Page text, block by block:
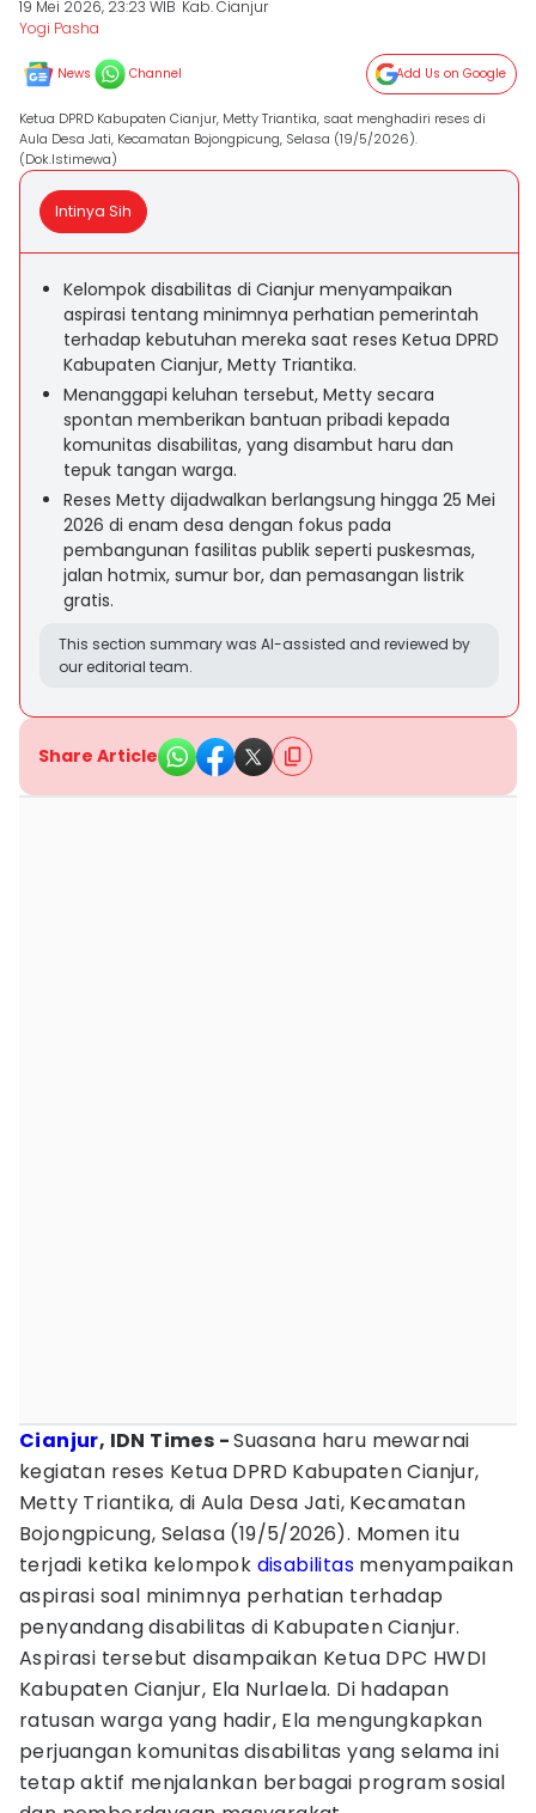
19 Mei 2026, 23:23 WIB Kab. Cianjur
Yogi Pasha
News Channel Add Us on Google
Ketua DPRD Kabupaten Cianjur, Metty Triantika, saat menghadiri reses di
Aula Desa Jati, Kecamatan Bojongpicung, Selasa (19/5/2026).
(Dok.Istimewa)
Intinya Sih
Kelompok disabilitas di Cianjur menyampaikan
aspirasi tentang minimnya perhatian pemerintah
terhadap kebutuhan mereka saat reses Ketua DPRD
Kabupaten Cianjur, Metty Triantika.
Menanggapi keluhan tersebut, Metty secara
spontan memberikan bantuan pribadi kepada
komunitas disabilitas, yang disambut haru dan
tepuk tangan warga.
Reses Metty dijadwalkan berlangsung hingga 25 Mei
2026 di enam desa dengan fokus pada
pembangunan fasilitas publik seperti puskesmas,
jalan hotmix, sumur bor, dan pemasangan listrik
gratis.
This section summary was AI-assisted and reviewed by
our editorial team.
Share Article
Cianjur, IDN Times -Suasana haru mewarnai
kegiatan reses Ketua DPRD Kabupaten Cianjur,
Metty Triantika, di Aula Desa Jati, Kecamatan
Bojongpicung, Selasa (19/5/2026). Momen itu
terjadi ketika kelompok disabilitas menyampaikan
aspirasi soal minimnya perhatian terhadap
penyandang disabilitas di Kabupaten Cianjur.
Aspirasi tersebut disampaikan Ketua DPC HWDI
Kabupaten Cianjur, Ela Nurlaela. Di hadapan
ratusan warga yang hadir, Ela mengungkapkan
perjuangan komunitas disabilitas yang selama ini
tetap aktif menjalankan berbagai program sosial